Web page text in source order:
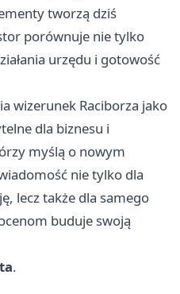
tworzą dziś
porównuje nie tylko
urzędu i gotowość
wizerunek Raciborza jako
dla biznesu i
myślą o nowym
nie tylko dla
lecz także dla samego
buduje swoją
.